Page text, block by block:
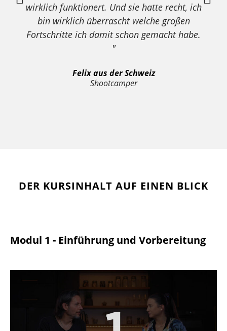
wirklich funktionert. Und sie hatte recht, ich
bin wirklich überrascht welche großen
Fortschritte ich damit schon gemacht habe.
"
Felix aus der Schweiz
Shootcamper
DER KURSINHALT AUF EINEN BLICK
Modul 1 - Einführung und Vorbereitung